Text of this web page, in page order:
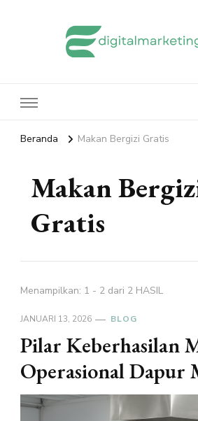
Beranda Makan Bergizi Gratis
Makan
Gratis
Menampilkan: 1 - 2 dari 2 HASIL
JANUARI 13, 2026 BLOG
Pilar Keberhasilan
Operasional Dapur